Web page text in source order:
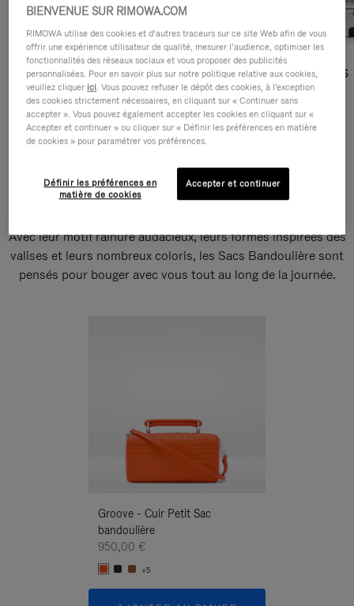
Sacs Bandoulière
DÉCOUVRIR
Sacs Cabas
DÉCOUVRIR
Sacs Bandoulière Groove
Avec leur motif rainuré audacieux, leurs formes inspirées des
valises et leurs nombreux coloris, les Sacs Bandoulière sont
pensés pour bouger avec vous tout au long de la journée.
Groove - Cuir Petit Sac
bandoulière
950,00 €
+5
BIENVENUE SUR RIMOWA.COM
RIMOWA utilise des cookies et d’autres traceurs sur ce site Web afin de vous
offrir une expérience utilisateur de qualité, mesurer l’audience, optimiser les
fonctionnalités des réseaux sociaux et vous proposer des publicités
personnalisées. Pour en savoir plus sur notre politique relative aux cookies,
veuillez cliquer ici. Vous pouvez refuser le dépôt des cookies, à l'exception
des cookies strictement nécessaires, en cliquant sur « Continuer sans
accepter ». Vous pouvez également accepter les cookies en cliquant sur «
Accepter et continuer » ou cliquer sur « Définir les préférences en matière
de cookies » pour paramétrer vos préférences.
Définir les préférences en
matière de cookies
Accepter et continuer